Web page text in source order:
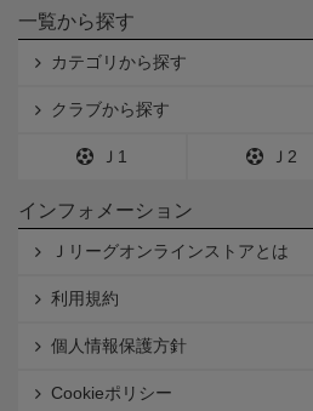
一覧から探す
カテゴリから探す
クラブから探す
Ｊ1 Ｊ2
インフォメーション
Ｊリーグオンラインストアとは
利用規約
個人情報保護方針
Cookieポリシー